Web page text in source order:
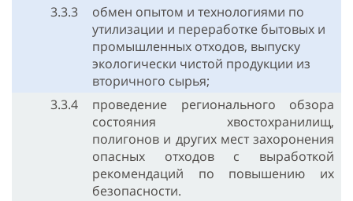
3.3.3
обмен опытом и технологиями по
утилизации и переработке бытовых и
промышленных отходов, выпуску
экологически чистой продукции из
вторичного сырья;
3.3.4
проведение регионального обзора
состояния хвостохранилищ,
полигонов и других мест захоронения
опасных отходов с выработкой
рекомендаций по повышению их
безопасности.